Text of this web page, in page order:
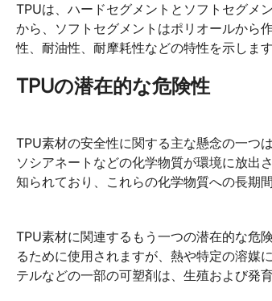
TPUは、ハードセグメントとソフトセグメ
から、ソフトセグメントはポリオールから
性、耐油性、耐摩耗性などの特性を示します
TPUの潜在的な危険性
TPU素材の安全性に関する主な懸念の一つ
ソシアネートなどの化学物質が環境に放出
知られており、これらの化学物質への長期
TPU素材に関連するもう一つの潜在的な危
るために使用されますが、熱や特定の溶媒
テルなどの一部の可塑剤は、生殖および発